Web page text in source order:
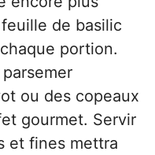
de basilic
portion.
ou des copeaux
gourmet. Servir
et fines mettra